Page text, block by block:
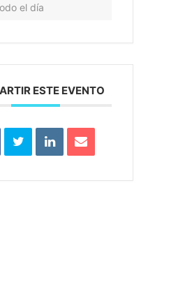
el día
ESTE EVENTO